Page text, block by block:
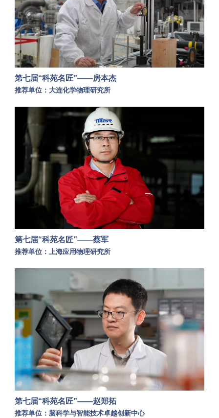
第七届“科苑名匠”——房本杰
推荐单位：大连化学物理研究所
第七届“科苑名匠”——蔡军
推荐单位：上海应用物理研究所
第七届“科苑名匠”——赵郑拓
推荐单位：脑科学与智能技术卓越创新中心